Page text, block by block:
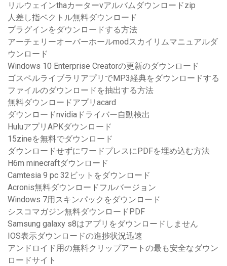
リルウェインthaカーターvアルバムダウンロードzip
人差し指ベクトル無料ダウンロード
プラグインをダウンロードする方法
アーチェリーオーバーホールmodスカイリムマニュアルダ
ウンロード
Windows 10 Enterprise Creatorの更新のダウンロード
ゴスペルライブラリアプリでMP3経典をダウンロードする
ファイルのダウンロードを抽出する方法
無料ダウンロードアプリacard
ダウンロードnvidiaドライバー自動検出
HuluアプリAPKダウンロード
15zineを無料でダウンロード
ダウンロードせずにワードプレスにPDFを埋め込む方法
H6m minecraftダウンロード
Camtesia 9 pc 32ビットをダウンロード
Acronis無料ダウンロードフルバージョン
Windows 7用スキンパックをダウンロード
シスコマガジン無料ダウンロードPDF
Samsung galaxy s8はアプリをダウンロードしません
IOS表示ダウンロードの進捗状況迅速
アンドロイド用の無料クリップアートの最も安全なダウン
ロードサイト